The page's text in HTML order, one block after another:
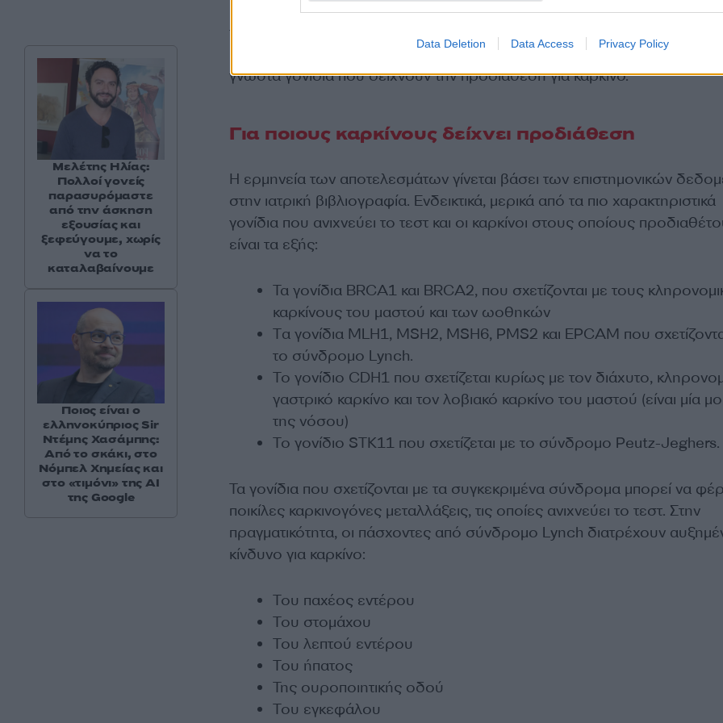
Data Deletion Data Access Privacy Policy
FDA τονίζει πως οι ενδιαφερόμενοι πρέπει πρώτα να μιλούν με έναν
για να συζητήσουν το οικογενειακό και το ατομικό ιστορικό τους.
πρέπει να γνωρίζουν πως η εξέταση δεν αναγνωρίζει όλα ανεξαιρέτως
γνωστά γονίδια που δείχνουν την προδιάθεση για καρκίνο.
Για ποιους καρκίνους δείχνει προδιάθεση
Η ερμηνεία των αποτελεσμάτων γίνεται βάσει των επιστημονικών
στην ιατρική βιβλιογραφία. Ενδεικτικά, μερικά από τα πιο χαρακτηριστικά
γονίδια που ανιχνεύει το τεστ και οι καρκίνοι στους οποίους
είναι τα εξής:
Τα γονίδια BRCA1 και BRCA2, που σχετίζονται με τους
καρκίνους του μαστού και των ωοθηκών
Tα γονίδια MLH1, MSH2, MSH6, PMS2 και EPCAM που
το σύνδρομο Lynch.
Το γονίδιο CDH1 που σχετίζεται κυρίως με τον διάχυτο,
γαστρικό καρκίνο και τον λοβιακό καρκίνο του μαστού (είναι μία
της νόσου)
Το γονίδιο STK11 που σχετίζεται με το σύνδρομο Peutz-Jeghers.
Τα γονίδια που σχετίζονται με τα συγκεκριμένα σύνδρομα μπορεί να
ποικίλες καρκινογόνες μεταλλάξεις, τις οποίες ανιχνεύει το τεστ. Στην
πραγματικότητα, οι πάσχοντες από σύνδρομο Lynch διατρέχουν
κίνδυνο για καρκίνο:
Του παχέος εντέρου
Του στομάχου
Του λεπτού εντέρου
Του ήπατος
Της ουροποιητικής οδού
Του εγκεφάλου
Μελέτης Ηλίας:
Πολλοί γονείς
παρασυρόμαστε
από την άσκηση
εξουσίας και
ξεφεύγουμε, χωρίς
να το
καταλαβαίνουμε
Ποιος είναι ο
ελληνοκύπριος Sir
Ντέμης Χασάμπης:
Από το σκάκι, στο
Νόμπελ Χημείας και
στο «τιμόνι» της AI
της Google